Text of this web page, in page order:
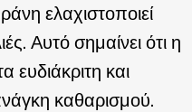
ελαχιστοποιεί
Αυτό σημαίνει ότι η
και
καθαρισμού.